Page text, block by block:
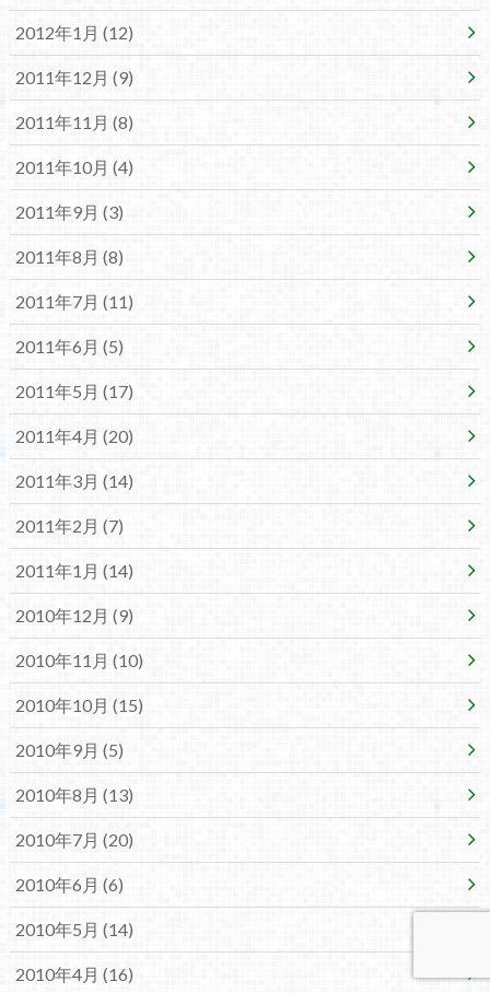
2012年1月 (12)
2011年12月 (9)
2011年11月 (8)
2011年10月 (4)
2011年9月 (3)
2011年8月 (8)
2011年7月 (11)
2011年6月 (5)
2011年5月 (17)
2011年4月 (20)
2011年3月 (14)
2011年2月 (7)
2011年1月 (14)
2010年12月 (9)
2010年11月 (10)
2010年10月 (15)
2010年9月 (5)
2010年8月 (13)
2010年7月 (20)
2010年6月 (6)
2010年5月 (14)
2010年4月 (16)